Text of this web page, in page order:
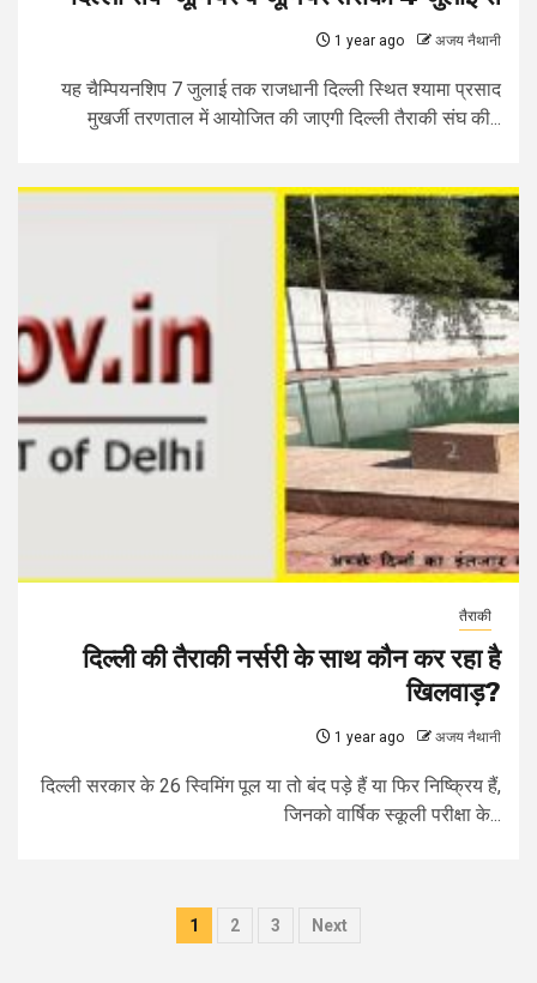
1 year ago अजय नैथानी
यह चैम्पियनशिप 7 जुलाई तक राजधानी दिल्ली स्थित श्यामा प्रसाद
मुखर्जी तरणताल में आयोजित की जाएगी दिल्ली तैराकी संघ की...
तैराकी
दिल्ली की तैराकी नर्सरी के साथ कौन कर रहा है
खिलवाड़?
1 year ago अजय नैथानी
दिल्ली सरकार के 26 स्विमिंग पूल या तो बंद पड़े हैं या फिर निष्क्रिय हैं,
जिनको वार्षिक स्कूली परीक्षा के...
Posts
1 2 3 Next